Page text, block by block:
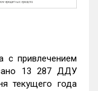
с привлечением
13 287 ДДУ
текущего года